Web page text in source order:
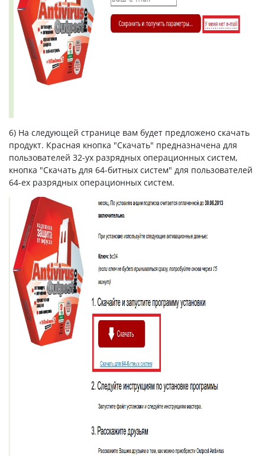
6) На следующей странице вам будет предложено скачать
продукт. Красная кнопка "Скачать" предназначена для
пользователей 32-ух разрядных операционных систем,
кнопка "Скачать для 64-битных систем" для пользователей
64-ех разрядных операционных систем.